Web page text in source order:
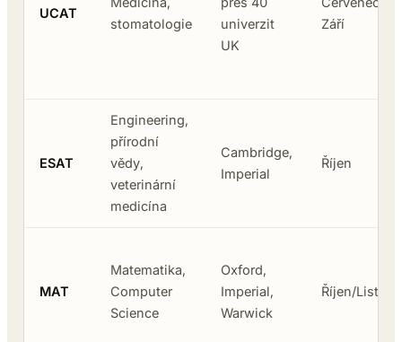
UCAT
stomatologie
univerzit
UK
Září
ESAT
Engineering,
přírodní
vědy,
veterinární
medicína
Cambridge,
Imperial
Říjen
MAT
Matematika,
Computer
Science
Oxford,
Imperial,
Warwick
Říjen/